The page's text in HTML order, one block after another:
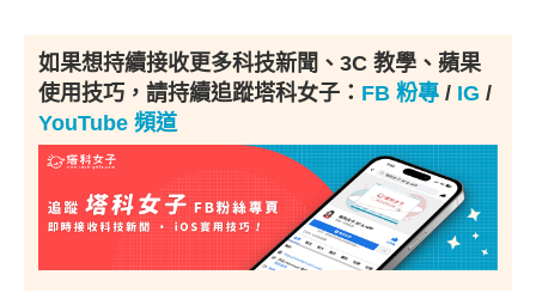
如果想持續接收更多科技新聞、3C 教學、蘋果
使用技巧，請持續追蹤塔科女子： FB 粉專 / IG /
YouTube 頻道